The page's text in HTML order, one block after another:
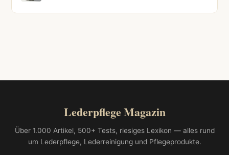
Lederpflege Magazin
Über 1.000 Artikel, 500+ Tests, riesiges Lexikon — alles rund
um Lederpflege, Lederreinigung und Pflegeprodukte.